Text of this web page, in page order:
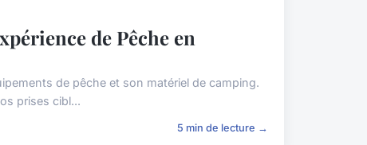
de Pêche en
de pêche et son matériel de camping.
prises cibl...
5 min de lecture →